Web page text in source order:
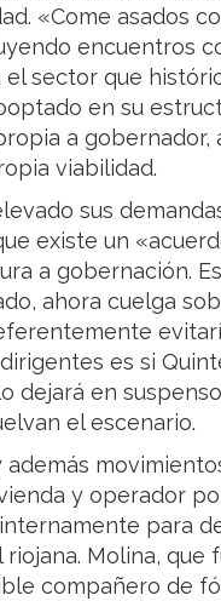
«Come asados
encuentros
el sector que
en su
a
viabilidad.
sus
existe un
a gobernación.
ahora cuelga
es si
dejará en
el escenario.
y operador
para
Molina, que
compañero de